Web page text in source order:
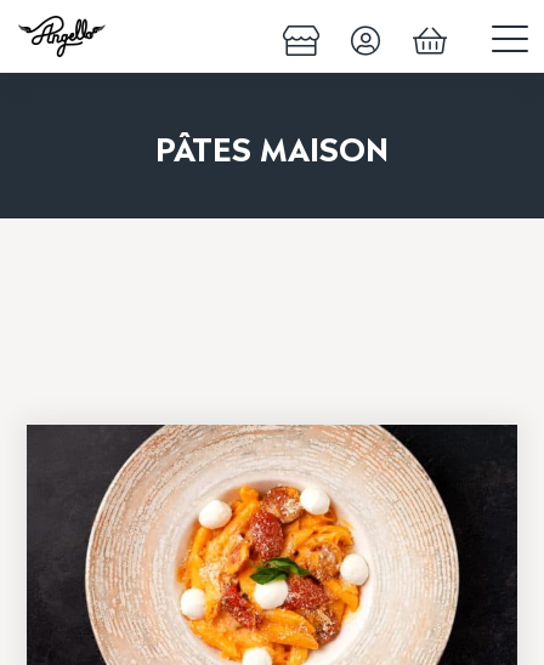
PÂTES MAISON